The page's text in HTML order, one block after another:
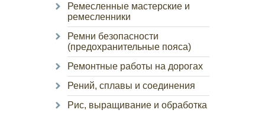
Ремесленные мастерские и
ремесленники
Ремни безопасности
(предохранительные пояса)
Ремонтные работы на дорогах
Рений, сплавы и соединения
Рис, выращивание и обработка